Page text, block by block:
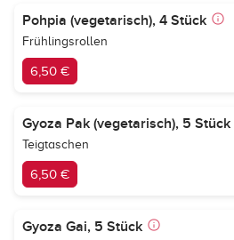
Pohpia (vegetarisch), 4 Stück
Frühlingsrollen
6,50 €
Gyoza Pak (vegetarisch), 5 Stück
Teigtaschen
6,50 €
Gyoza Gai, 5 Stück